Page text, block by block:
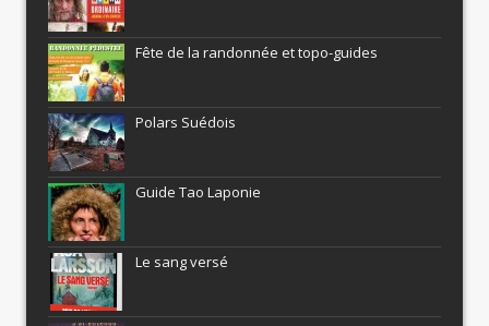
Fête de la randonnée et topo-guides
Polars Suédois
Guide Tao Laponie
Le sang versé